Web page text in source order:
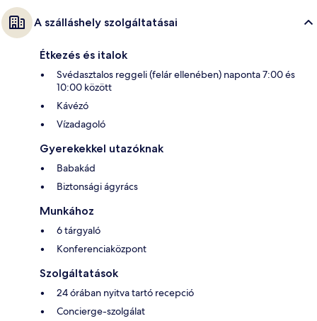
A szálláshely szolgáltatásai
Étkezés és italok
Svédasztalos reggeli (felár ellenében) naponta 7:00 és
10:00 között
Kávézó
Vízadagoló
Gyerekekkel utazóknak
Babakád
Biztonsági ágyrács
Munkához
6 tárgyaló
Konferenciaközpont
Szolgáltatások
24 órában nyitva tartó recepció
Concierge-szolgálat